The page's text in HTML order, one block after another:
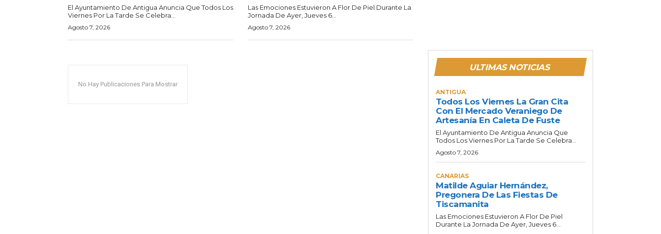
El Ayuntamiento De Antigua Anuncia Que Todos Los
Viernes Por La Tarde Se Celebra...
Agosto 7, 2026
Las Emociones Estuvieron A Flor De Piel Durante La
Jornada De Ayer, Jueves 6...
Agosto 7, 2026
No Hay Publicaciones Para Mostrar
ULTIMAS NOTICIAS
ANTIGUA
Todos Los Viernes La Gran Cita
Con El Mercado Veraniego De
Artesanía En Caleta De Fuste
El Ayuntamiento De Antigua Anuncia Que
Todos Los Viernes Por La Tarde Se Celebra...
Agosto 7, 2026
CANARIAS
Matilde Aguiar Hernández,
Pregonera De Las Fiestas De
Tiscamanita
Las Emociones Estuvieron A Flor De Piel
Durante La Jornada De Ayer, Jueves 6...